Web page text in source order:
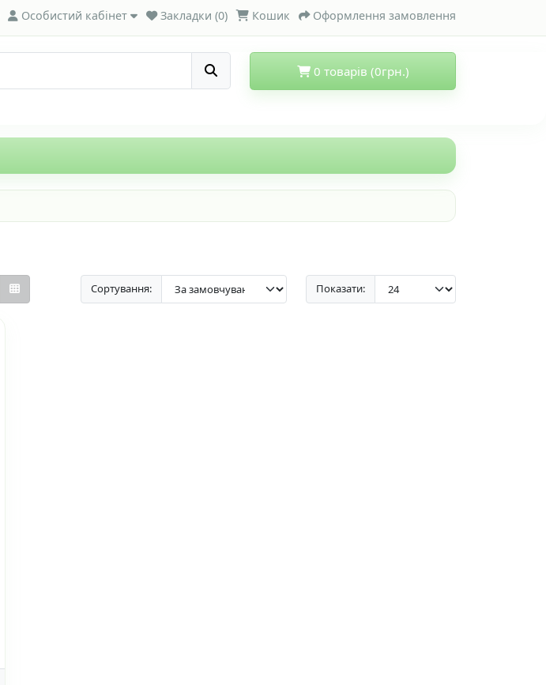
Особистий кабінет Закладки (0) Кошик Оформлення замовлення
0 товарів (0грн.)
Сортування: Показати: